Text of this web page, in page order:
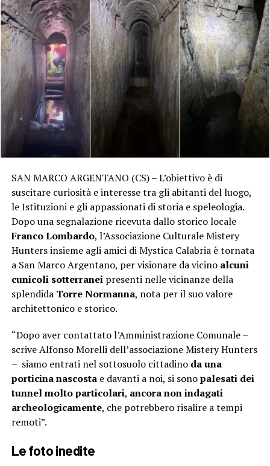
SAN MARCO ARGENTANO (CS) – L’obiettivo è di
suscitare curiosità e interesse tra gli abitanti del luogo,
le Istituzioni e gli appassionati di storia e speleologia.
Dopo una segnalazione ricevuta dallo storico locale
Franco Lombardo, l’Associazione Culturale Mistery
Hunters insieme agli amici di Mystica Calabria è tornata
a San Marco Argentano, per visionare da vicino alcuni
cunicoli sotterraneipresenti nelle vicinanze della
splendida Torre Normanna, nota per il suo valore
architettonico e storico.
“Dopo aver contattato l’Amministrazione Comunale –
scrive Alfonso Morelli dell’associazione Mistery Hunters
– siamo entrati nel sottosuolo cittadino da una
porticina nascostae davanti a noi, si sonopalesati dei
tunnel molto particolari, ancora non indagati
archeologicamente, che potrebbero risalire a tempi
remoti”.
Le foto inedite